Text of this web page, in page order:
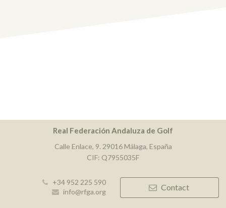
Real Federación Andaluza de Golf
Calle Enlace, 9. 29016 Málaga, España
CIF: Q7955035F
+34 952 225 590
info@rfga.org
Contact